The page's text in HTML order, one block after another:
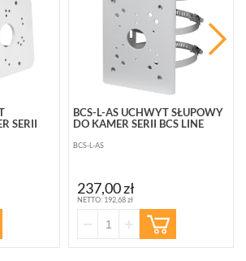
SERII
BCS-L-AS UCHWYT SŁUPOWY
DO KAMER SERII BCS LINE
BCS-L-AS
237,00 zł
NETTO: 192,68 zł